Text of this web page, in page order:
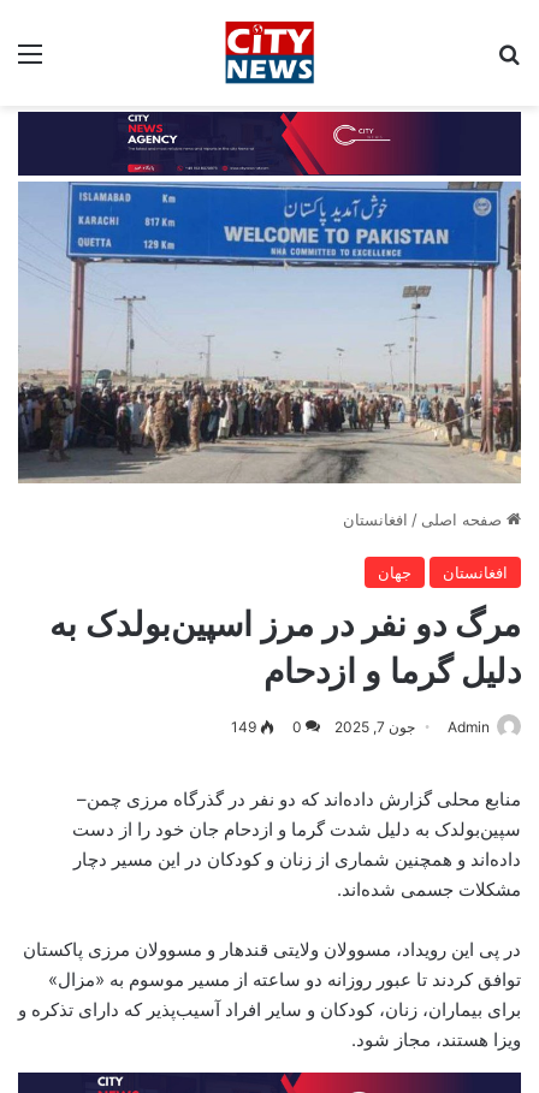
صفحه اصلی / افغانستان
افغانستان جهان
مرگ دو نفر در مرز اسپین‌بولدک به
دلیل گرما و ازدحام
Admin جون 7, 2025 0
149
منابع محلی گزارش داده‌اند که دو نفر در گذرگاه مرزی چمن–
سپین‌بولدک به دلیل شدت گرما و ازدحام جان خود را از دست
داده‌اند و همچنین شماری از زنان و کودکان در این مسیر دچار
مشکلات جسمی شده‌اند.
در پی این رویداد، مسوولان ولایتی قندهار و مسوولان مرزی پاکستان
توافق کردند تا عبور روزانه دو ساعته از مسیر موسوم به «مزال»
برای بیماران، زنان، کودکان و سایر افراد آسیب‌پذیر که دارای تذکره و
ویزا هستند، مجاز شود.